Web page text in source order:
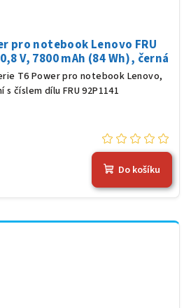
pro notebook Lenovo FRU
V, 7800 mAh (84 Wh), černá
T6 Power pro notebook Lenovo,
číslem dílu FRU 92P1141
Do košíku